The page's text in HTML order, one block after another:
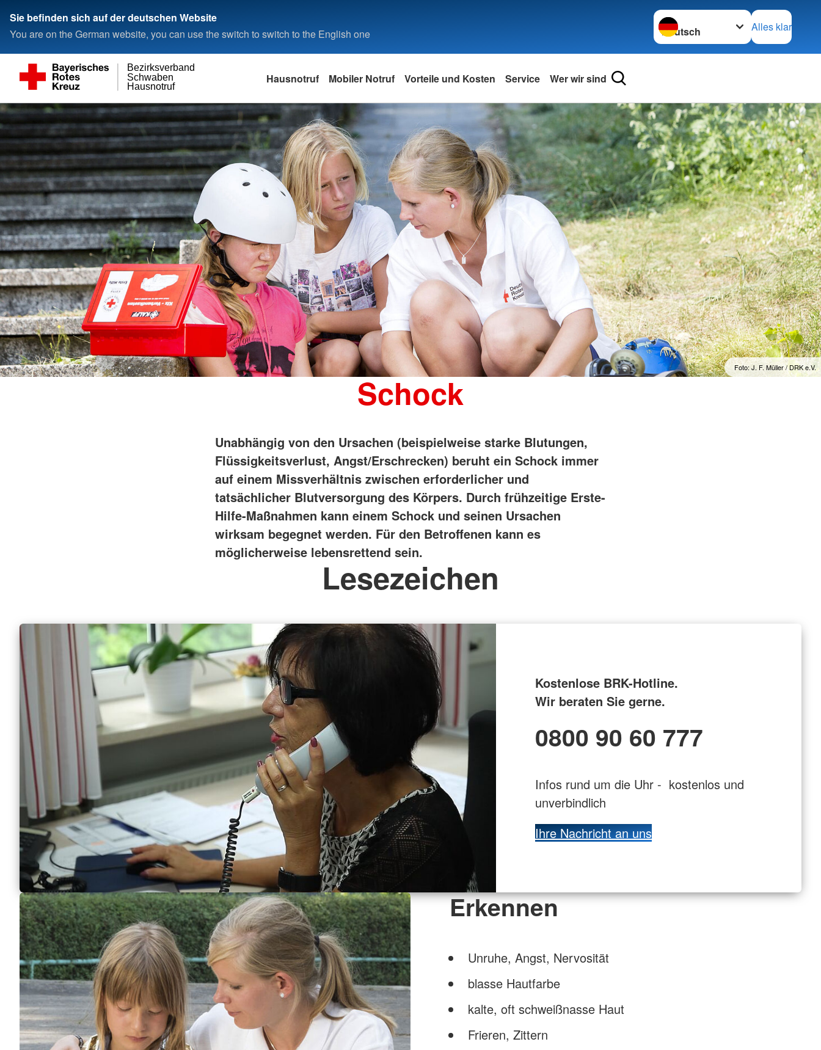
Sie befinden sich auf der deutschen Website
You are on the German website, you can use the switch to switch to the English one
Sprache wechseln zu
Alles klar
Hausnotruf
Schwaben
Bezirksverband
Hausnotruf Mobiler Notruf Vorteile und Kosten Service Wer wir sind
Foto: J. F. Müller / DRK e.V.
Schock
Unabhängig von den Ursachen (beispielweise starke Blutungen,
Flüssigkeitsverlust, Angst/Erschrecken) beruht ein Schock immer
auf einem Missverhältnis zwischen erforderlicher und
tatsächlicher Blutversorgung des Körpers. Durch frühzeitige Erste-
Hilfe-Maßnahmen kann einem Schock und seinen Ursachen
wirksam begegnet werden. Für den Betroffenen kann es
möglicherweise lebensrettend sein.
Lesezeichen
Kostenlose BRK-Hotline.
Wir beraten Sie gerne.
0800 90 60 777
Infos rund um die Uhr - kostenlos und
unverbindlich
Ihre Nachricht an uns
Erkennen
Unruhe, Angst, Nervosität
blasse Hautfarbe
kalte, oft schweißnasse Haut
Frieren, Zittern